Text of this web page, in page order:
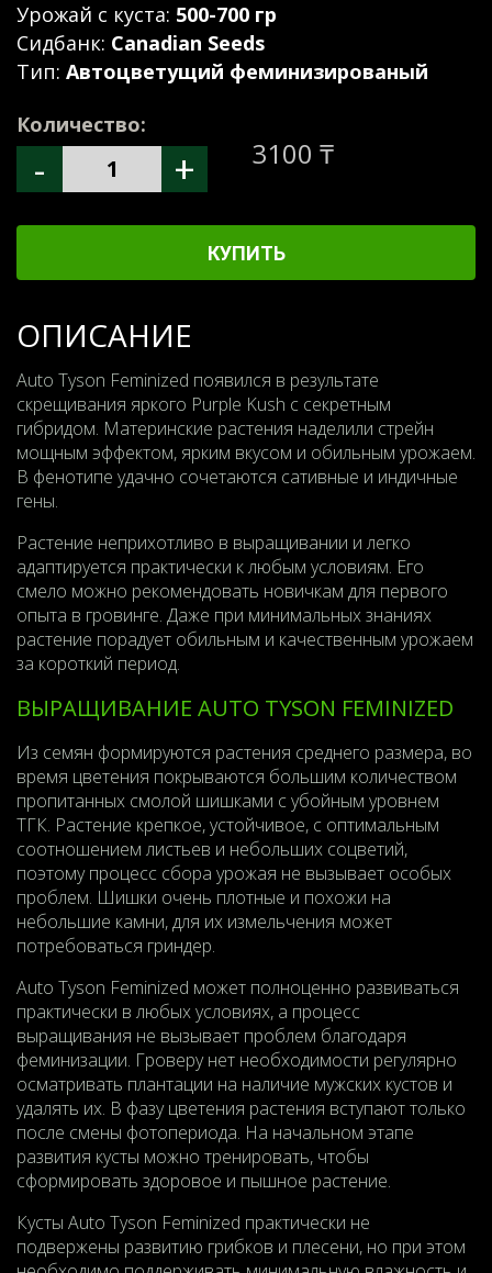
Урожай с куста: 500-700 гр
Сидбанк: Canadian Seeds
Тип: Автоцветущий феминизированый
Количество:
- + 3100 ₸
КУПИТЬ
ОПИСАНИЕ
Auto Tyson Feminized появился в результате
скрещивания яркого Purple Kush с секретным
гибридом. Материнские растения наделили стрейн
мощным эффектом, ярким вкусом и обильным урожаем.
В фенотипе удачно сочетаются сативные и индичные
гены.
Растение неприхотливо в выращивании и легко
адаптируется практически к любым условиям. Его
смело можно рекомендовать новичкам для первого
опыта в гровинге. Даже при минимальных знаниях
растение порадует обильным и качественным урожаем
за короткий период.
ВЫРАЩИВАНИЕ AUTO TYSON FEMINIZED
Из семян формируются растения среднего размера, во
время цветения покрываются большим количеством
пропитанных смолой шишками с убойным уровнем
ТГК. Растение крепкое, устойчивое, с оптимальным
соотношением листьев и небольших соцветий,
поэтому процесс сбора урожая не вызывает особых
проблем. Шишки очень плотные и похожи на
небольшие камни, для их измельчения может
потребоваться гриндер.
Auto Tyson Feminized может полноценно развиваться
практически в любых условиях, а процесс
выращивания не вызывает проблем благодаря
феминизации. Гроверу нет необходимости регулярно
осматривать плантации на наличие мужских кустов и
удалять их. В фазу цветения растения вступают только
после смены фотопериода. На начальном этапе
развития кусты можно тренировать, чтобы
сформировать здоровое и пышное растение.
Кусты Auto Tyson Feminized практически не
подвержены развитию грибков и плесени, но при этом